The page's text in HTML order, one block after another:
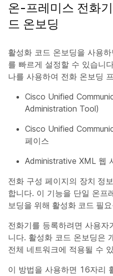
온-프레미스 전화
드 온보딩
활성화 코드 온보딩을 사용
를 빠르게 설정할 수 있습니
나를 사용하여 전화 온보딩
Cisco Unified
Administration Tool)
Cisco Unified
페이스
Administrative XML 웹
전화 구성 페이지의 장치 정보
합니다. 이 기능을 단일 온프
보딩을 위해 활성화 코드 필요
전화기를 등록하려면 사용
니다. 활성화 코드 온보딩은
전체 네트워크에 적용될 수
이 방법을 사용하면 16자리